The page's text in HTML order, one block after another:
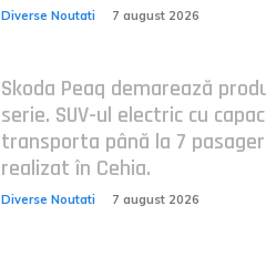
Diverse Noutati 7 august 2026
Skoda Peaq demarează
serie. SUV-ul electric cu
transporta până la 7
realizat în Cehia.
Diverse Noutati 7 august 2026